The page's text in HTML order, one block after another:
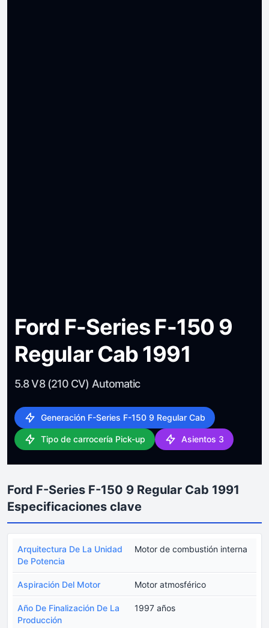
Ford F-Series F-150 9
Regular Cab 1991
5.8 V8 (210 CV) Automatic
Generación F-Series F-150 9 Regular Cab
Tipo de carrocería Pick-up Asientos 3
Ford F-Series F-150 9 Regular Cab 1991
Especificaciones clave
Arquitectura De La Unidad
De Potencia
Motor de combustión interna
Aspiración Del Motor Motor atmosférico
Año De Finalización De La
Producción
1997 años